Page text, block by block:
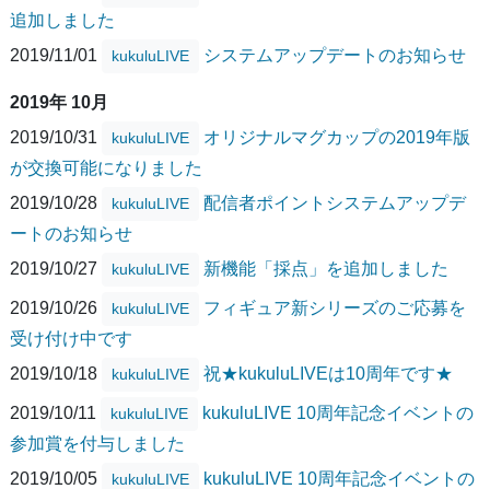
追加しました
2019/11/01
kukuluLIVE システムアップデートのお知らせ
2019年 10月
2019/10/31
kukuluLIVE
オリジナルマグカップの2019年版
が交換可能になりました
2019/10/28
kukuluLIVE
配信者ポイントシステムアップデ
ートのお知らせ
2019/10/27
kukuluLIVE 新機能「採点」を追加しました
2019/10/26 kukuluLIVE
フィギュア新シリーズのご応募を
受け付け中です
2019/10/18
kukuluLIVE 祝★kukuluLIVEは10周年です★
2019/10/11 kukuluLIVE
kukuluLIVE 10周年記念イベントの
参加賞を付与しました
2019/10/05
kukuluLIVE
kukuluLIVE 10周年記念イベントの